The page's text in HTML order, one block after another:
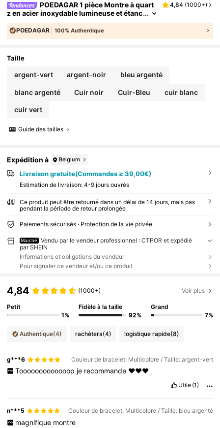
POEDAGAR 1 pièce Montre à quart
z en acier inoxydable lumineuse et étanc
he avec calendrier pour hommes, cadea
ux d'affaires, cadeaux d'anniversaire, cadea
ux pour la fête des pères, essentiels pour la r
4,84 (1000+)
POEDAGAR 100% Authentique
Taille
argent-vert argent-noir bleu argenté
blanc argenté Cuir noir Cuir-Bleu cuir blanc
cuir vert
Guide des tailles
Expédition à Belgium
Livraison gratuite(Commandes ≥ 39,00€)
Estimation de livraison: 4-9 jours ouvrés
Ce produit peut être retourné dans un délai de 14 jours, mais pas
pendant la période de retour prolongée
Paiements sécurisés · Protection de la vie privée
Marché
Vendu par le vendeur professionnel : CTPOR et expédié
par SHEIN
Informations et obligations du vendeur
Pour signaler ce vendeur et/ou ce produit
4,84 (1000+) Voir plus
Petit
1%
Fidèle à la taille
92%
Grand
7%
Authentique(4) rachètera(4) logistique rapide(8)
g***6 Couleur de bracelet: Multicolore / Taille: argent-vert
Tooooooooooooop je recommande ❤️❤️❤️
Utile (1)
n***5 Couleur de bracelet: Multicolore / Taille: bleu argenté
magnifique montre